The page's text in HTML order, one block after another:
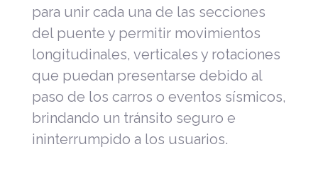
para unir cada una de las secciones
del puente y permitir movimientos
longitudinales, verticales y rotaciones
que puedan presentarse debido al
paso de los carros o eventos sísmicos,
brindando un tránsito seguro e
ininterrumpido a los usuarios.